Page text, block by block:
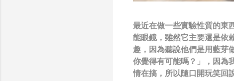
最近在做一些實驗性質的
能眼鏡，雖然它主要還是依
趣，因為聽說他們是用藍芽
你覺得有可能嗎？」，因為
情在搞，所以隨口開玩笑回